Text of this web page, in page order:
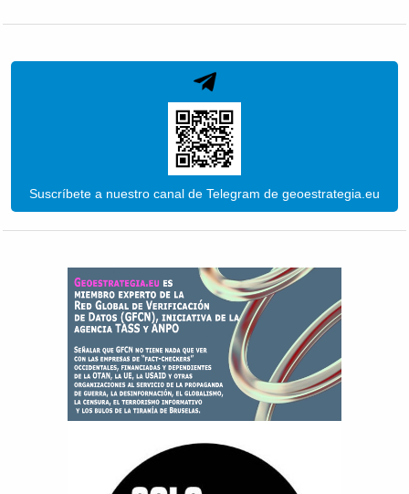
Suscríbete a nuestro canal de Telegram de geoestrategia.eu